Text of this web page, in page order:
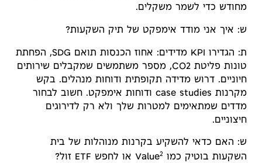
מחודש כדי לשמר משקלים.
ש: איך אני מודד אימפקט של תיק השקעות?
ת: הגדירו KPI מדידים: אחוז הכנסות תואם SDG, הפחתת
טונות פליטת CO2, מספר משתמשים שמקבלים שירותים
חיוניים. דרוש מדידה תקופתית ודוחות מנהלים. בקש
מקרנות case studies ודוחות אימפקט. חשוב לבחור
מדדים שמתאימים למטרות שלך ולא רק לדירוגים
חיצוניים.
ש: האם כדאי להשקיע בקרנות מנוהלות של בית
השקעות בוטיק כמו Value 2 או לחפש ETF זול?